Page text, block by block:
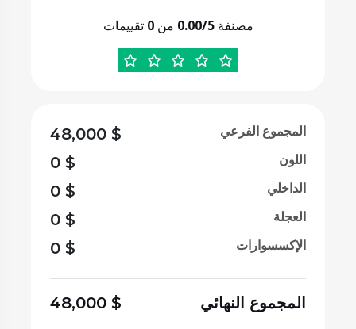
مصنفة0.00/5 من0 تقييمات
المجموع الفرعي $
48,000
اللون $
0
الداخلي $
0
العجلة $
0
الإكسسوارات $
0
المجموع النهائي $
48,000